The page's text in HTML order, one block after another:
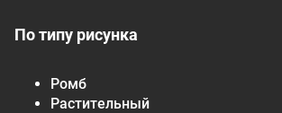
По типу рисунка
Ромб
Растительный